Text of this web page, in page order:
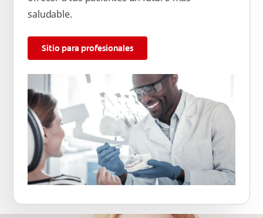
saludable.
Sitio para profesionales